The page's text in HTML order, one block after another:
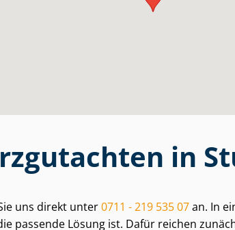
in
uns direkt unter0711 - 219 535 07an. In
passende Lösung ist. Dafür reichen